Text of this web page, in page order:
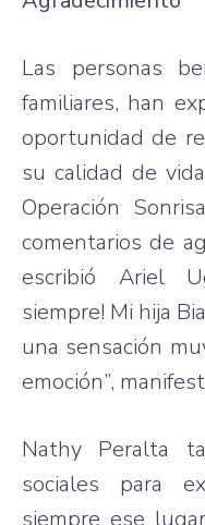
Las personas
familiares, han
oportunidad de
su calidad de
Operación
comentarios de
escribió Ariel
siempre! Mi hija
una sensación
emoción”,
Nathy Peralta
sociales para
siempre ese